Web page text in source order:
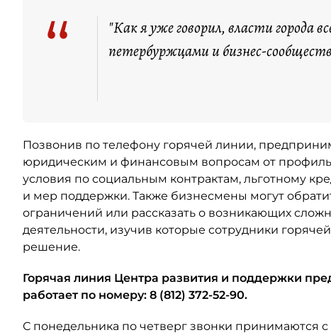
“
"Как я уже говорил, власти города
петербуржцами и бизнес-
Позвонив по телефону горячей линии,
юридическим и финансовым вопросам от
условия по социальным контрактам, льготному
и мер поддержки. Также бизнесмены могут
ограничений или рассказать о возникающих
деятельности, изучив которые сотрудники
решение.
Горячая линия Центра развития и поддержки
работает по номеру: 8 (812) 372-52-90.
С понедельника по четверг звонки принимаются